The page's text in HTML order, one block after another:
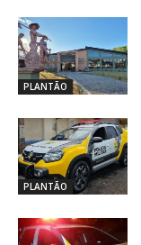
PLANTÃO
PLANTÃO